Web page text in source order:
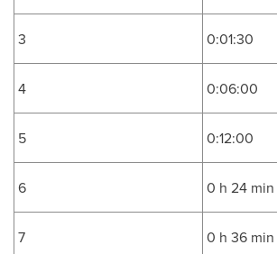
3 0:01:30
4 0:06:00
5 0:12:00
6 0 h 24 min
7 0 h 36 min